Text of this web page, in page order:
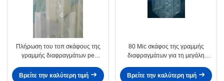
Πλήρωση του τοπ σκάφους της
γραμμής διαφραγμάτων pe
σωλήνων για Fibc και τη μαζική
Βρείτε την καλύτερη τιμή
80 Mic σκάφος της γραμμής
διαφραγμάτων για τη μεγάλη
αποθήκευση αγροτικών
Βρείτε την καλύτερη τιμή